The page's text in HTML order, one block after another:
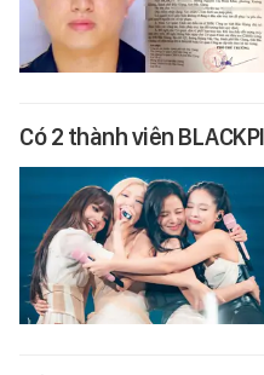
Có 2 thành viên